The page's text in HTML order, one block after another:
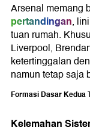
Arsenal memang
pertandingan,
tuan rumah.
Liverpool,
ketertinggalan
namun tetap saja
Formasi Dasar Kedua
Kelemahan